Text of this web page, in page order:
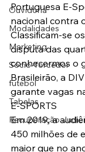
Ouvidoria
Modalidades
Marketing
Sócio-Torcedor
futebol
Tabelas
Recuperação
Portuguesa E-
nacional contra
Classificam-se
disputa das
conhecermos o
Brasileirão, a
garante vagas
E-SPORTS
Em 2019, a
450 milhões de
maior que no